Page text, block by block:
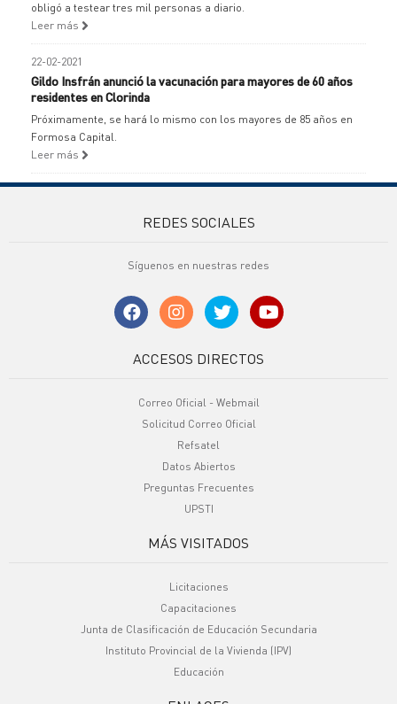
obligó a testear tres mil personas a diario.
Leer más
22-02-2021
Gildo Insfrán anunció la vacunación para mayores de 60 años
residentes en Clorinda
Próximamente, se hará lo mismo con los mayores de 85 años en
Formosa Capital.
Leer más
REDES SOCIALES
Síguenos en nuestras redes
ACCESOS DIRECTOS
Correo Oficial - Webmail
Solicitud Correo Oficial
Refsatel
Datos Abiertos
Preguntas Frecuentes
UPSTI
MÁS VISITADOS
Licitaciones
Capacitaciones
Junta de Clasificación de Educación Secundaria
Instituto Provincial de la Vivienda (IPV)
Educación